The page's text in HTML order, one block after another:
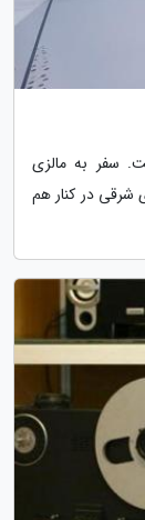
سفر به مالزی
در کنار هم